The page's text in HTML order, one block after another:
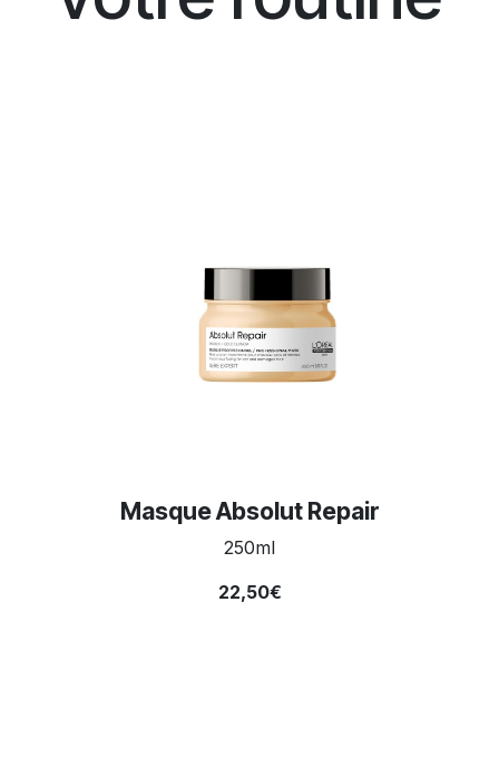
Masque Absolut Repair
250ml
22,50€